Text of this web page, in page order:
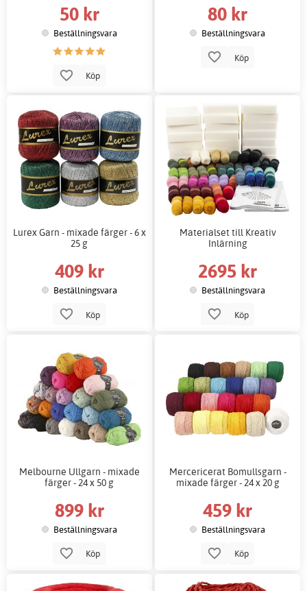
50 kr
Beställningsvara
Köp
80 kr
Beställningsvara
Köp
Lurex Garn - mixade färger - 6 x
25 g
409 kr
Beställningsvara
Köp
Materialset till Kreativ
Inlärning
2695 kr
Beställningsvara
Köp
Melbourne Ullgarn - mixade
färger - 24 x 50 g
899 kr
Beställningsvara
Köp
Mercericerat Bomullsgarn -
mixade färger - 24 x 20 g
459 kr
Beställningsvara
Köp